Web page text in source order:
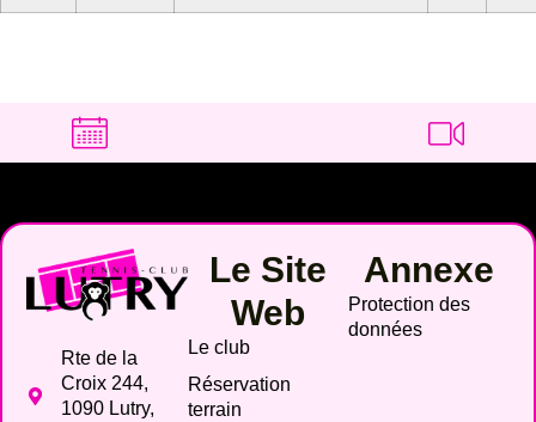
Rte de la
Croix 244,
1090 Lutry,
Le Site
Web
Le club
Réservation
terrain
Annexe
Protection des
données